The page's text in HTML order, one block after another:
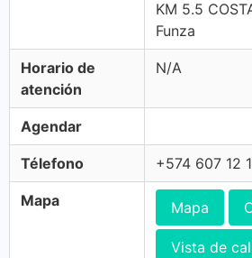
KM 5.5
Funza
Horario de
atención
N/A
Agendar
Télefono +574 607 12
Mapa Mapa
Vista de